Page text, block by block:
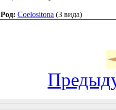
Род: Coelositona (3 вида)